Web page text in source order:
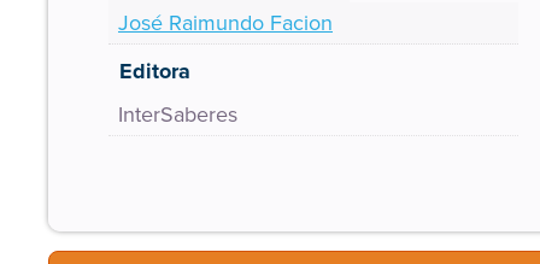
José Raimundo Facion
Editora
InterSaberes